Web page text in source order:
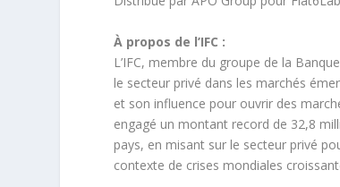
À propos de l’IFC :
L’IFC, membre du groupe de la
le secteur privé dans les marchés
et son influence pour ouvrir des
engagé un montant record de 32,8
pays, en misant sur le secteur privé
contexte de crises mondiales